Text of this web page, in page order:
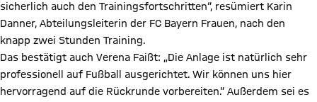
sicherlich auch den Trainingsfortschritten“, resümiert Karin
Danner, Abteilungsleiterin der FC Bayern Frauen, nach den
knapp zwei Stunden Training.
Das bestätigt auch Verena Faißt: „Die Anlage ist natürlich sehr
professionell auf Fußball ausgerichtet. Wir können uns hier
hervorragend auf die Rückrunde vorbereiten.“ Außerdem sei es